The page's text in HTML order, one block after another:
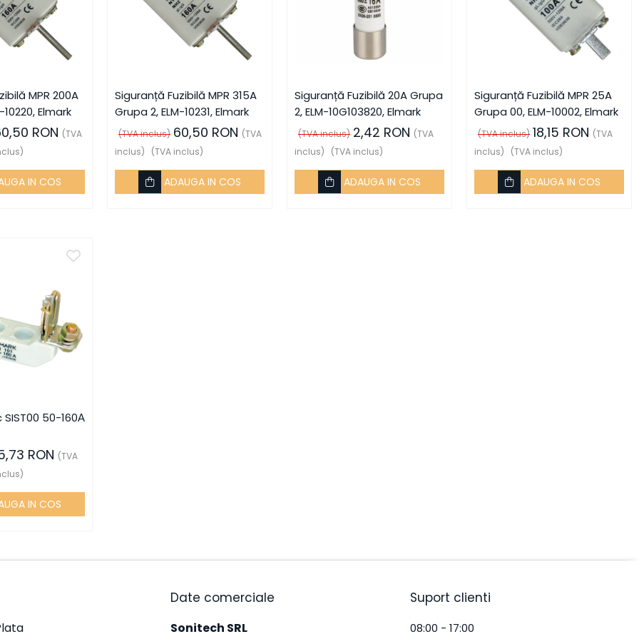
MPR 200A
Elmark
RON (TVA
IN COS
Siguranță Fuzibilă MPR 315A
Grupa 2, ELM-10231, Elmark
(TVA inclus) 60,50 RON (TVA
inclus)
(TVA inclus)
ADAUGA IN COS
Siguranță Fuzibilă 20A Grupa
2, ELM-10G103820, Elmark
(TVA inclus) 2,42 RON (TVA
inclus)
(TVA inclus)
ADAUGA IN COS
Siguranță Fuzibilă MPR 25A
Grupa 00, ELM-10002, Elmark
(TVA inclus) 18,15 RON (TVA
inclus)
(TVA inclus)
ADAUGA IN COS
50-160А
RON (TVA
IN COS
Date comerciale
Sonitech SRL
Suport clienti
08:00 - 17:00